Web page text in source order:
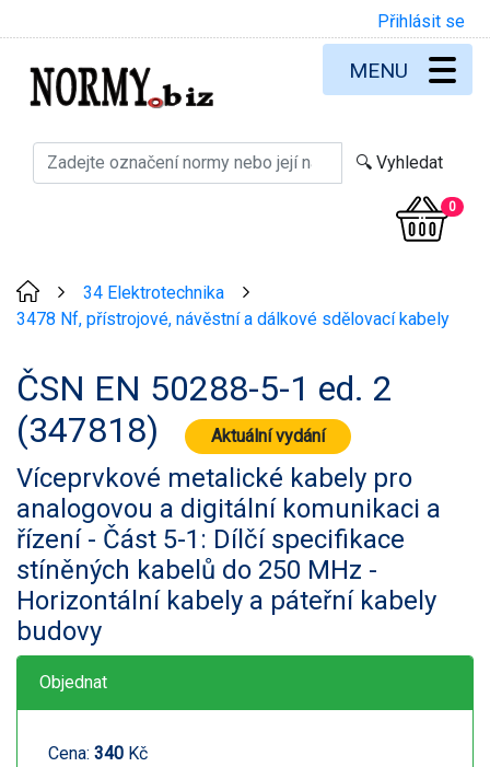
Přihlásit se
0
MENU
34 Elektrotechnika
3478 Nf, přístrojové, návěstní a dálkové sdělovací kabely
ČSN EN 50288-5-1 ed. 2
(347818)
Aktuální vydání
Víceprvkové metalické kabely pro
analogovou a digitální komunikaci a
řízení - Část 5-1: Dílčí specifikace
stíněných kabelů do 250 MHz -
Horizontální kabely a páteřní kabely
budovy
Objednat
Cena: 340 Kč